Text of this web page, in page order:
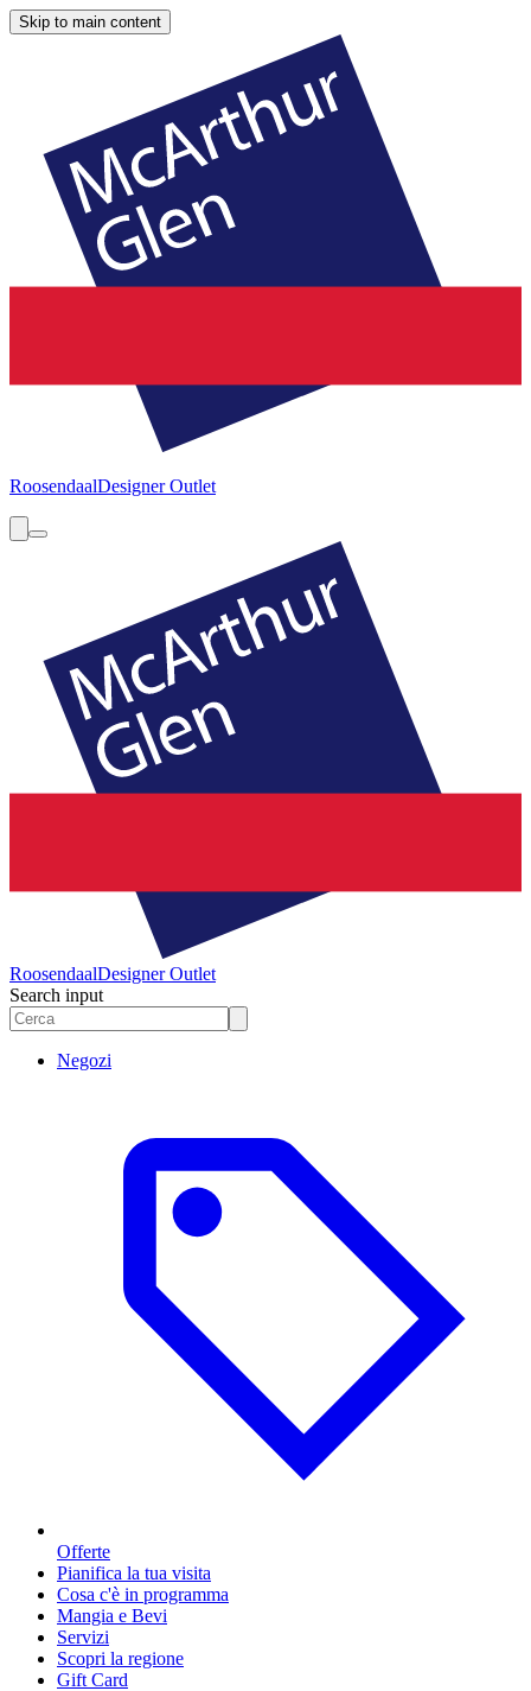
Skip to main content
RoosendaalDesigner Outlet
RoosendaalDesigner Outlet
Search input
Negozi
Offerte
Pianifica la tua visita
Cosa c'è in programma
Mangia e Bevi
Servizi
Scopri la regione
Gift Card